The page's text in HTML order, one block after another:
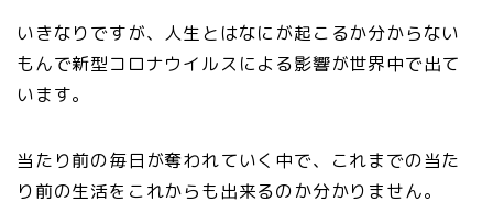
いきなりですが、人生とはなにが起こるか分からない
もんで新型コロナウイルスによる影響が世界中で出て
います。
当たり前の毎日が奪われていく中で、これまでの当た
り前の生活をこれからも出来るのか分かりません。